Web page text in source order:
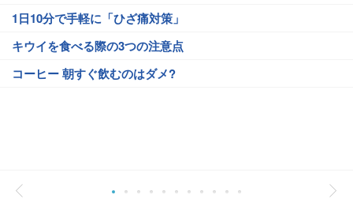
1日10分で手軽に「ひざ痛対策」
キウイを食べる際の3つの注意点
コーヒー 朝すぐ飲むのはダメ?